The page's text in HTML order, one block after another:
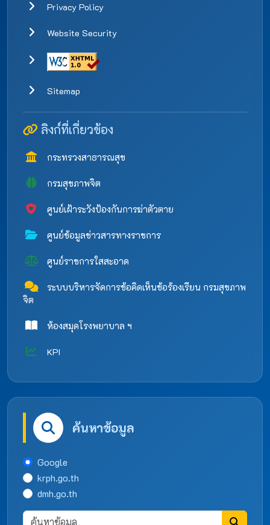
Privacy Policy
Website Security
Sitemap
ลิงก์ที่เกี่ยวข้อง
กระทรวงสาธารณสุข
กรมสุขภาพจิต
ศูนย์เฝ้าระวังป้องกันการฆ่าตัวตาย
ศูนย์ข้อมูลข่าวสารทางราชการ
ศูนย์ราชการใสสะอาด
ระบบบริหารจัดการข้อคิดเห็นข้อร้องเรียน กรมสุขภาพ
จิต
ห้องสมุดโรงพยาบาล ฯ
KPI
ค้นหาข้อมูล
Google
krph.go.th
dmh.go.th